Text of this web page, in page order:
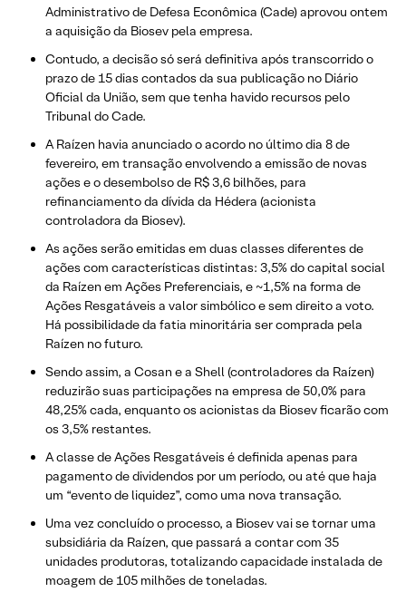
Administrativo de Defesa Econômica (Cade) aprovou ontem
a aquisição da Biosev pela empresa.
Contudo, a decisão só será definitiva após transcorrido o
prazo de 15 dias contados da sua publicação no Diário
Oficial da União, sem que tenha havido recursos pelo
Tribunal do Cade.
A Raízen havia anunciado o acordo no último dia 8 de
fevereiro, em transação envolvendo a emissão de novas
ações e o desembolso de R$ 3,6 bilhões, para
refinanciamento da dívida da Hédera (acionista
controladora da Biosev).
As ações serão emitidas em duas classes diferentes de
ações com características distintas: 3,5% do capital social
da Raízen em Ações Preferenciais, e ~1,5% na forma de
Ações Resgatáveis a valor simbólico e sem direito a voto.
Há possibilidade da fatia minoritária ser comprada pela
Raízen no futuro.
Sendo assim, a Cosan e a Shell (controladores da Raízen)
reduzirão suas participações na empresa de 50,0% para
48,25% cada, enquanto os acionistas da Biosev ficarão com
os 3,5% restantes.
A classe de Ações Resgatáveis é definida apenas para
pagamento de dividendos por um período, ou até que haja
um “evento de liquidez”, como uma nova transação.
Uma vez concluído o processo, a Biosev vai se tornar uma
subsidiária da Raízen, que passará a contar com 35
unidades produtoras, totalizando capacidade instalada de
moagem de 105 milhões de toneladas.